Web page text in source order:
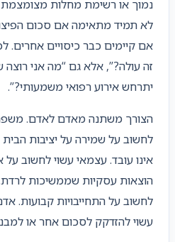
נמוך או רשימת מחלות מצומצמת
לא תמיד מתאימה אם סכום
אם קיימים כבר כיסויים אחרים.
זה עולה?”, אלא גם “מה אני
יתרחש אירוע רפואי משמעותי?”.
הצורך משתנה מאדם לאדם.
לחשוב על שמירה על יציבות
אינו עובד. עצמאי עשוי לחשוב על
הוצאות עסקיות שממשיכות
לחשוב על התחייבויות קבועות.
עשוי להזדקק לסכום אחר או